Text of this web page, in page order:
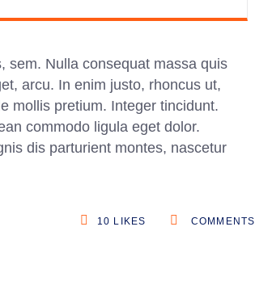
sem. Nulla consequat massa quis
arcu. In enim justo, rhoncus ut,
mollis pretium. Integer tincidunt.
commodo ligula eget dolor.
dis parturient montes, nascetur
COMMENTS
10 LIKES